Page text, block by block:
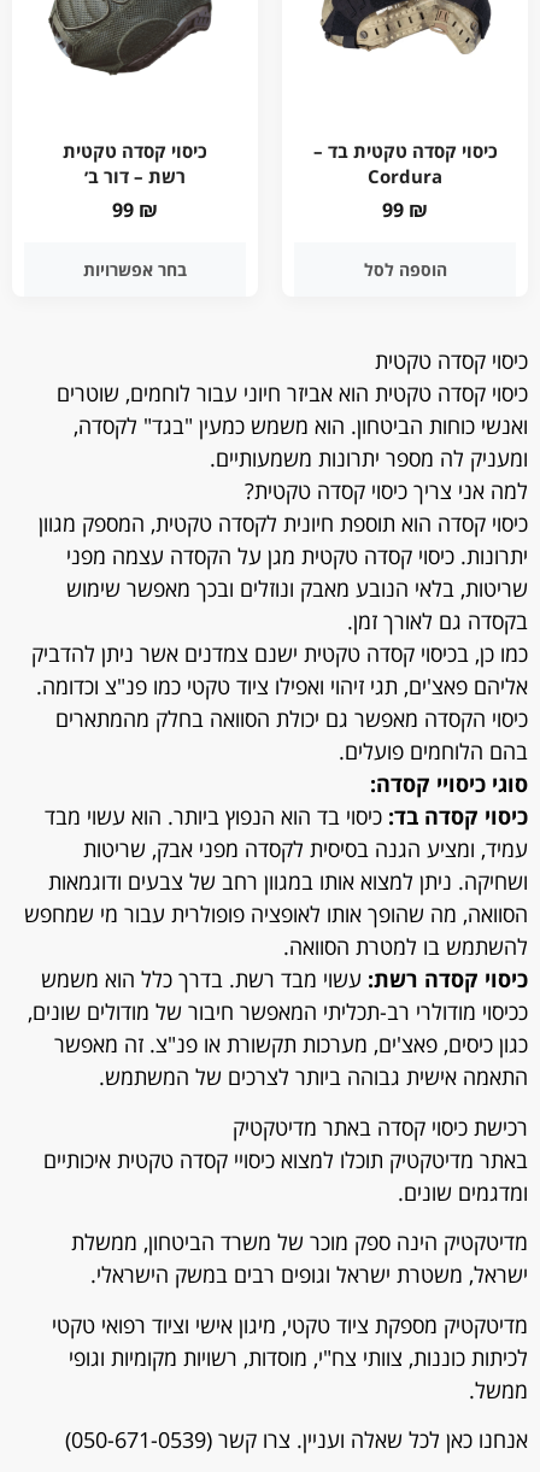
כיסוי קסדה טקטית בד –
Cordura
99 ₪
הוספה לסל
כיסוי קסדה טקטית
רשת – דור ב׳
99 ₪
בחר אפשרויות
כיסוי קסדה טקטית
כיסוי קסדה טקטית הוא אביזר חיוני עבור לוחמים, שוטרים
ואנשי כוחות הביטחון. הוא משמש כמעין "בגד" לקסדה,
ומעניק לה מספר יתרונות משמעותיים.
למה אני צריך כיסוי קסדה טקטית?
כיסוי קסדה הוא תוספת חיונית לקסדה טקטית, המספק מגוון
יתרונות. כיסוי קסדה טקטית מגן על הקסדה עצמה מפני
שריטות, בלאי הנובע מאבק ונוזלים ובכך מאפשר שימוש
בקסדה גם לאורך זמן.
כמו כן, בכיסוי קסדה טקטית ישנם צמדנים אשר ניתן להדביק
אליהם פאצ'ים, תגי זיהוי ואפילו ציוד טקטי כמו פנ"צ וכדומה.
כיסוי הקסדה מאפשר גם יכולת הסוואה בחלק מהמתארים
בהם הלוחמים פועלים.
סוגי כיסויי קסדה:
כיסוי קסדה בד: כיסוי בד הוא הנפוץ ביותר. הוא עשוי מבד
עמיד, ומציע הגנה בסיסית לקסדה מפני אבק, שריטות
ושחיקה. ניתן למצוא אותו במגוון רחב של צבעים ודוגמאות
הסוואה, מה שהופך אותו לאופציה פופולרית עבור מי שמחפש
להשתמש בו למטרת הסוואה.
כיסוי קסדה רשת: עשוי מבד רשת. בדרך כלל הוא משמש
ככיסוי מודולרי רב-תכליתי המאפשר חיבור של מודולים שונים,
כגון כיסים, פאצ'ים, מערכות תקשורת או פנ"צ. זה מאפשר
התאמה אישית גבוהה ביותר לצרכים של המשתמש.
רכישת כיסוי קסדה באתר מדיטקטיק
באתר מדיטקטיק תוכלו למצוא כיסויי קסדה טקטית איכותיים
ומדגמים שונים.
מדיטקטיק הינה ספק מוכר של משרד הביטחון, ממשלת
ישראל, משטרת ישראל וגופים רבים במשק הישראלי.
מדיטקטיק מספקת ציוד טקטי, מיגון אישי וציוד רפואי טקטי
לכיתות כוננות, צוותי צח"י, מוסדות, רשויות מקומיות וגופי
ממשל.
אנחנו כאן לכל שאלה ועניין. צרו קשר (050-671-0539)